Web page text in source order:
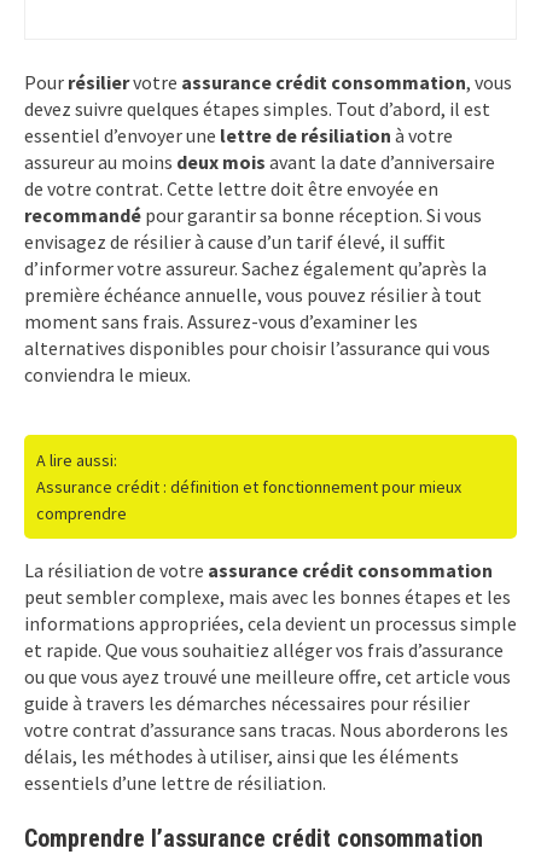
Pour résiliervotre assurance crédit consommation, vous
devez suivre quelques étapes simples. Tout d’abord, il est
essentiel d’envoyer une lettre de résiliation à votre
assureur au moins deux mois avant la date d’anniversaire
de votre contrat. Cette lettre doit être envoyée en
recommandé pour garantir sa bonne réception. Si vous
envisagez de résilier à cause d’un tarif élevé, il suffit
d’informer votre assureur. Sachez également qu’après la
première échéance annuelle, vous pouvez résilier à tout
moment sans frais. Assurez-vous d’examiner les
alternatives disponibles pour choisir l’assurance qui vous
conviendra le mieux.
A lire aussi:
Assurance crédit : définition et fonctionnement pour mieux
comprendre
La résiliation de votre assurance crédit consommation
peut sembler complexe, mais avec les bonnes étapes et les
informations appropriées, cela devient un processus simple
et rapide. Que vous souhaitiez alléger vos frais d’assurance
ou que vous ayez trouvé une meilleure offre, cet article vous
guide à travers les démarches nécessaires pour résilier
votre contrat d’assurance sans tracas. Nous aborderons les
délais, les méthodes à utiliser, ainsi que les éléments
essentiels d’une lettre de résiliation.
Comprendre l’assurance crédit consommation